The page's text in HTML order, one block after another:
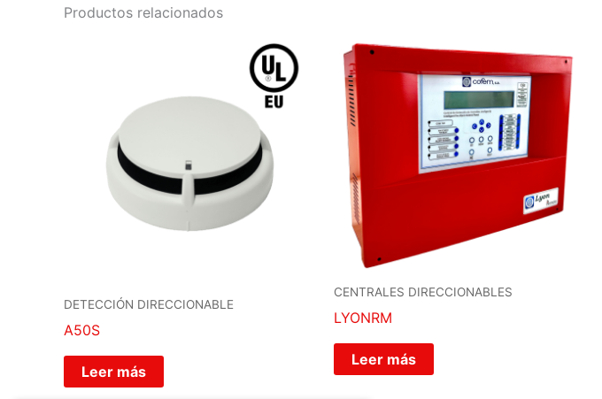
Productos relacionados
DETECCIÓN DIRECCIONABLE
A50S
Leer más
CENTRALES DIRECCIONABLES
LYONRM
Leer más